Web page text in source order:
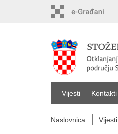
Vijesti Kontakti
Naslovnica Vijesti